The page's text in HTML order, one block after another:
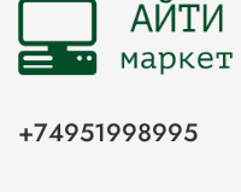
+74951998995